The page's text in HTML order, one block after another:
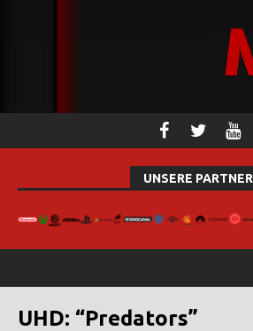
UNSERE PARTNER
UHD: “Predators”